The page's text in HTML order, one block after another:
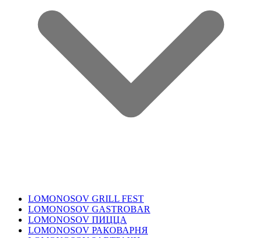
LOMONOSOV GRILL FEST
LOMONOSOV GASTROBAR
LOMONOSOV ПИЦЦА
LOMONOSOV РАКОВАРНЯ